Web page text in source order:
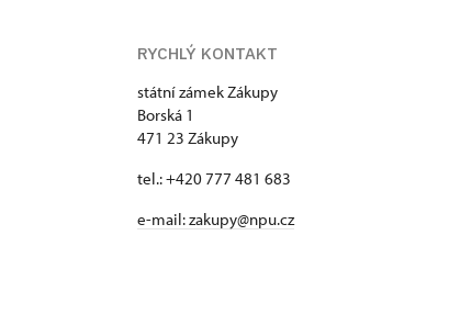
RYCHLÝ KONTAKT
státní zámek Zákupy
Borská 1
471 23 Zákupy
tel.: +420 777 481 683
e-mail: zakupy@npu.cz